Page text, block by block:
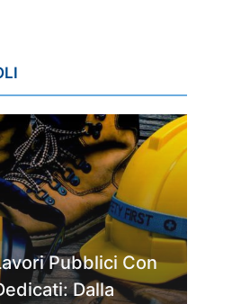
Pubblici Con
Dalla